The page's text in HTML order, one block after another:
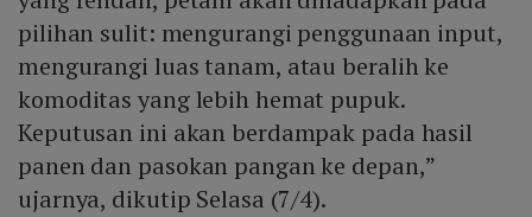
pilihan sulit: mengurangi penggunaan input,
mengurangi luas tanam, atau beralih ke
komoditas yang lebih hemat pupuk.
Keputusan ini akan berdampak pada hasil
panen dan pasokan pangan ke depan,”
ujarnya, dikutip Selasa (7/4).